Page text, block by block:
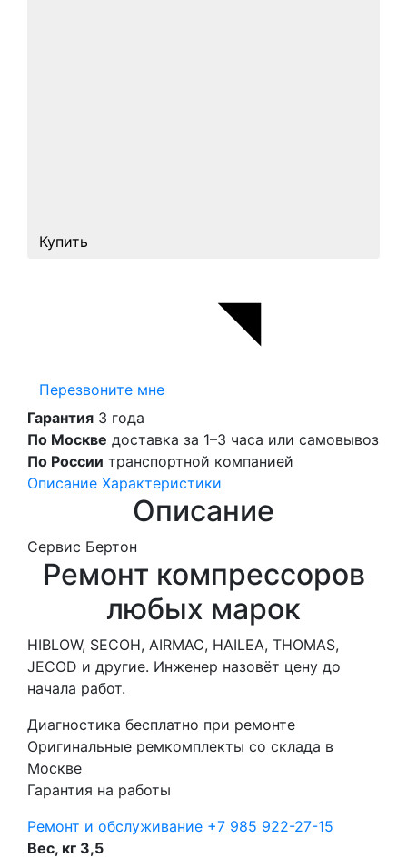
Купить
Перезвоните мне
Гарантия 3 года
По Москве доставка за 1–3 часа или самовывоз
По России транспортной компанией
Описание Характеристики
Описание
Сервис Бертон
Ремонт компрессоров
любых марок
HIBLOW, SECOH, AIRMAC, HAILEA, THOMAS,
JECOD и другие. Инженер назовёт цену до
начала работ.
Диагностика бесплатно при ремонте
Оригинальные ремкомплекты со склада в
Москве
Гарантия на работы
Ремонт и обслуживание +7 985 922-27-15
Вес, кг 3,5